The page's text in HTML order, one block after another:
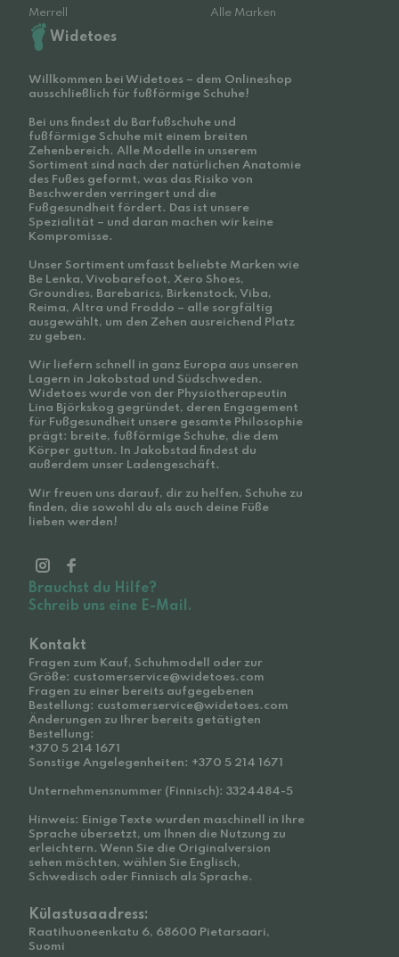
Merrell
Alle Marken
Widetoes
Willkommen bei Widetoes – dem Onlineshop
ausschließlich für fußförmige Schuhe!
Bei uns findest du Barfußschuhe und
fußförmige Schuhe mit einem breiten
Zehenbereich. Alle Modelle in unserem
Sortiment sind nach der natürlichen Anatomie
des Fußes geformt, was das Risiko von
Beschwerden verringert und die
Fußgesundheit fördert. Das ist unsere
Spezialität – und daran machen wir keine
Kompromisse.
Unser Sortiment umfasst beliebte Marken wie
Be Lenka, Vivobarefoot, Xero Shoes,
Groundies, Barebarics, Birkenstock, Viba,
Reima, Altra und Froddo – alle sorgfältig
ausgewählt, um den Zehen ausreichend Platz
zu geben.
Wir liefern schnell in ganz Europa aus unseren
Lagern in Jakobstad und Südschweden.
Widetoes wurde von der Physiotherapeutin
Lina Björkskog gegründet, deren Engagement
für Fußgesundheit unsere gesamte Philosophie
prägt: breite, fußförmige Schuhe, die dem
Körper guttun. In Jakobstad findest du
außerdem unser Ladengeschäft.
Wir freuen uns darauf, dir zu helfen, Schuhe zu
finden, die sowohl du als auch deine Füße
lieben werden!
Brauchst du Hilfe?
Schreib uns eine E-Mail.
Kontakt
Fragen zum Kauf, Schuhmodell oder zur
Größe: customerservice@widetoes.com
Fragen zu einer bereits aufgegebenen
Bestellung: customerservice@widetoes.com
Änderungen zu Ihrer bereits getätigten
Bestellung:
+370 5 214 1671
Sonstige Angelegenheiten: +370 5 214 1671
Unternehmensnummer (Finnisch): 3324484-5
Hinweis: Einige Texte wurden maschinell in Ihre
Sprache übersetzt, um Ihnen die Nutzung zu
erleichtern. Wenn Sie die Originalversion
sehen möchten, wählen Sie Englisch,
Schwedisch oder Finnisch als Sprache.
Külastusaadress:
Raatihuoneenkatu 6, 68600 Pietarsaari,
Suomi